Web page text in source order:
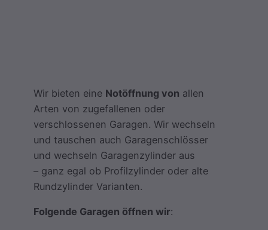
Wir bieten eine Notöffnung von allen
Arten von zugefallenen oder
verschlossenen Garagen. Wir wechseln
und tauschen auch Garagenschlösser
und wechseln Garagenzylinder aus
– ganz egal ob Profilzylinder oder alte
Rundzylinder Varianten.
Folgende Garagen öffnen wir: